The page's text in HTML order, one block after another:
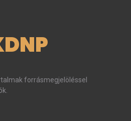
forrásmegjelöléssel